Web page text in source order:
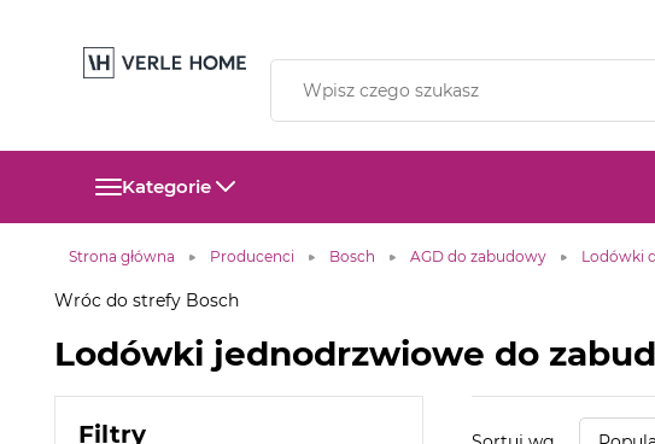
Kategorie
Strona główna Producenci Bosch AGD do zabudowy Lodówki
Wróc do strefy Bosch
Lodówki jednodrzwiowe do
Filtry